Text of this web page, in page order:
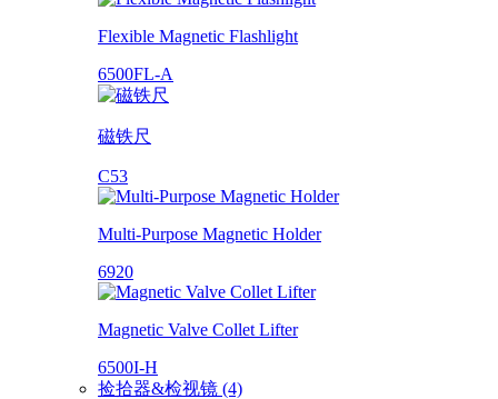
Flexible Magnetic Flashlight
6500FL-A
磁铁尺
C53
Multi-Purpose Magnetic Holder
6920
Magnetic Valve Collet Lifter
6500I-H
捡拾器&检视镜 (4)